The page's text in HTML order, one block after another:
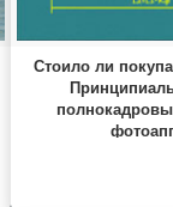
Стоило ли